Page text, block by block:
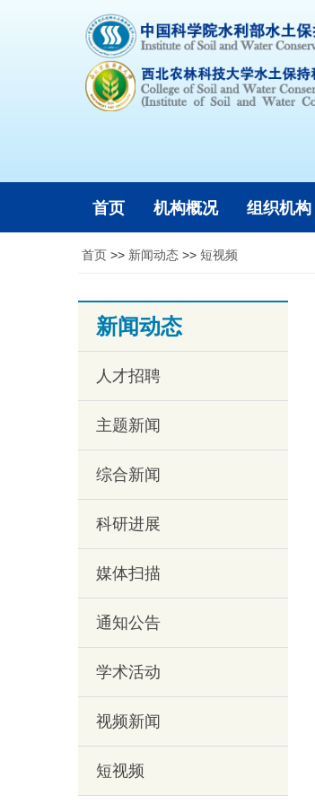
首页 机构概况 组织机构
首页 >> 新闻动态 >> 短视频
新闻动态
人才招聘
主题新闻
综合新闻
科研进展
媒体扫描
通知公告
学术活动
视频新闻
短视频